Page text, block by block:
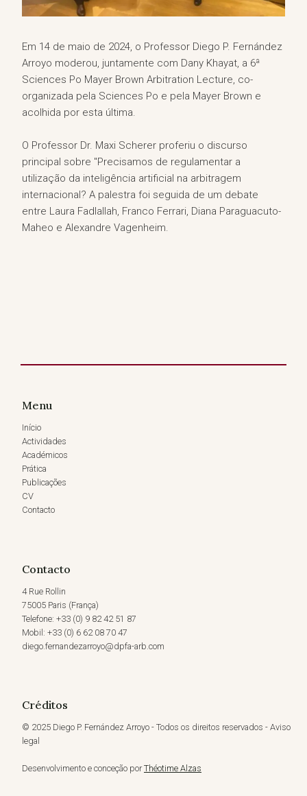
Em 14 de maio de 2024, o Professor Diego P. Fernández
Arroyo moderou, juntamente com Dany Khayat, a 6ª
Sciences Po Mayer Brown Arbitration Lecture, co-
organizada pela Sciences Po e pela Mayer Brown e
acolhida por esta última.
O Professor Dr. Maxi Scherer proferiu o discurso
principal sobre "Precisamos de regulamentar a
utilização da inteligência artificial na arbitragem
internacional? A palestra foi seguida de um debate
entre Laura Fadlallah, Franco Ferrari, Diana Paraguacuto-
Maheo e Alexandre Vagenheim.
Menu
Início
Actividades
Académicos
Prática
Publicações
CV
Contacto
Contacto
4 Rue Rollin
75005 Paris (França)
Telefone: +33 (0) 9 82 42 51 87
Mobil: +33 (0) 6 62 08 70 47
diego.fernandezarroyo@dpfa-arb.com
Créditos
© 2025 Diego P. Fernández Arroyo - Todos os direitos reservados - Aviso
legal
Desenvolvimento e conceção porThéotime Alzas